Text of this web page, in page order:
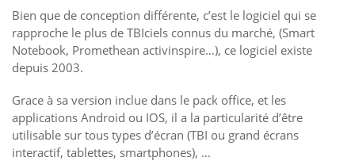
Bien que de conception différente, c’est le logiciel qui se
rapproche le plus de TBIciels connus du marché, (Smart
Notebook, Promethean activinspire…), ce logiciel existe
depuis 2003.
Grace à sa version inclue dans le pack office, et les
applications Android ou IOS, il a la particularité d’être
utilisable sur tous types d’écran (TBI ou grand écrans
interactif, tablettes, smartphones), …